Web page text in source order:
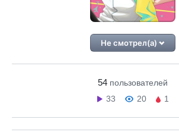
Не смотрел(а)
54 пользователей
33
20 1